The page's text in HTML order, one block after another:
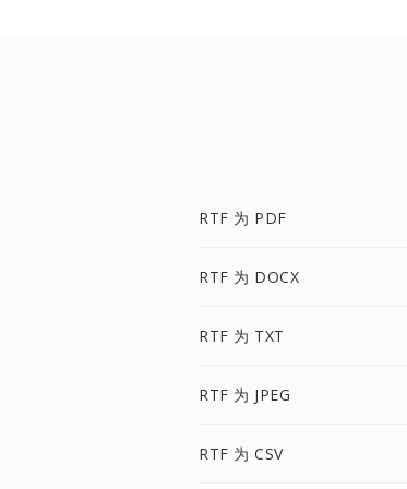
RTF 为 PDF
RTF 为 DOCX
RTF 为 TXT
RTF 为 JPEG
RTF 为 CSV